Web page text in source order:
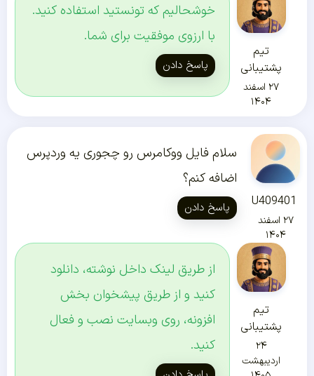
تیم
پشتیبانی
۲۷ اسفند
۱۴۰۴
خوشحالیم که تونستید استفاده کنید.
با ارزوی موفقیت برای شما.
پاسخ دادن
U409401
۲۷ اسفند
۱۴۰۴
سلام فایل ووکامرس رو چجوری یه وردپرس
اضافه کنم؟
پاسخ دادن
تیم
پشتیبانی
۲۴
اردیبهشت
از طریق لینک داخل نوشته، دانلود
کنید و از طریق پیشخوان بخش
افزونه، روی وبسایت نصب و فعال
کنید.